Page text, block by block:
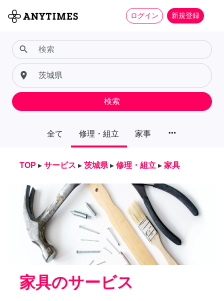
ログイン 新規登録
全て 修理・組立 家事 more_horiz
search
place
検索
TOP ▸ サービス ▸ 茨城県 ▸ 修理・組立 ▸ 家具
家具のサービス